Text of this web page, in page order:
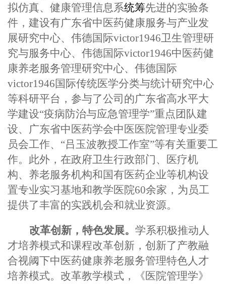
拟仿真、健康管理信息系统筹先进的实验条
件，建设有广东省中医药健康服务与产业发
展研究中心、伟德国际victor1946卫生管理研
究与服务中心、伟德国际victor1946中医药健
康养老服务管理研究中心、伟德国际
victor1946国际传统医学分类与统计研究中心
等科研平台，参与了公司的广东省高水平大
学建设“疫病防治与应急管理学”重点团队建
设、广东省中医药学会中医医院管理专业委
员会工作、“吕玉波教授工作室”等有关重要工
作。此外，在政府卫生行政部门、医疗机
构、养老服务机构和国有医药企业等机构设
置专业实习基地和教学医院60余家，为员工
提供了丰富的实践机会和就业资源。
改革创新，特色发展。 学系积极推动人
才培养模式和课程改革创新，创新了产教融
合视阈下中医药健康养老服务管理特色人才
培养模式。改革教学模式，《医院管理学》